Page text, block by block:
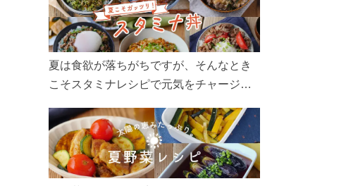
こめ油をもっと好きになるコンテンツを
ぜひお楽しみください。
夏は食欲が落ちがちですが、そんなとき
こそスタミナレシピで元気をチャージ！
リ食べて、夏バテを吹き飛ばしましょ
う！